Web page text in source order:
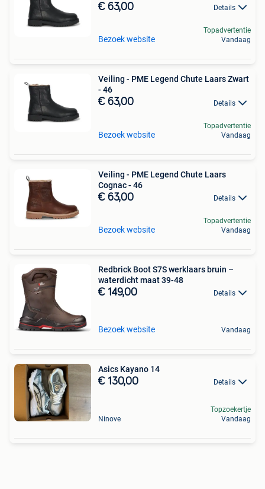
€ 63,00 Details
Bezoek website
Topadvertentie
Vandaag
Veiling - PME Legend Chute Laars Zwart
- 46
€ 63,00 Details
Bezoek website
Topadvertentie
Vandaag
Veiling - PME Legend Chute Laars
Cognac - 46
€ 63,00 Details
Bezoek website
Topadvertentie
Vandaag
Redbrick Boot S7S werklaars bruin –
waterdicht maat 39-48
€ 149,00 Details
Bezoek website Vandaag
Asics Kayano 14
€ 130,00 Details
Ninove
Topzoekertje
Vandaag